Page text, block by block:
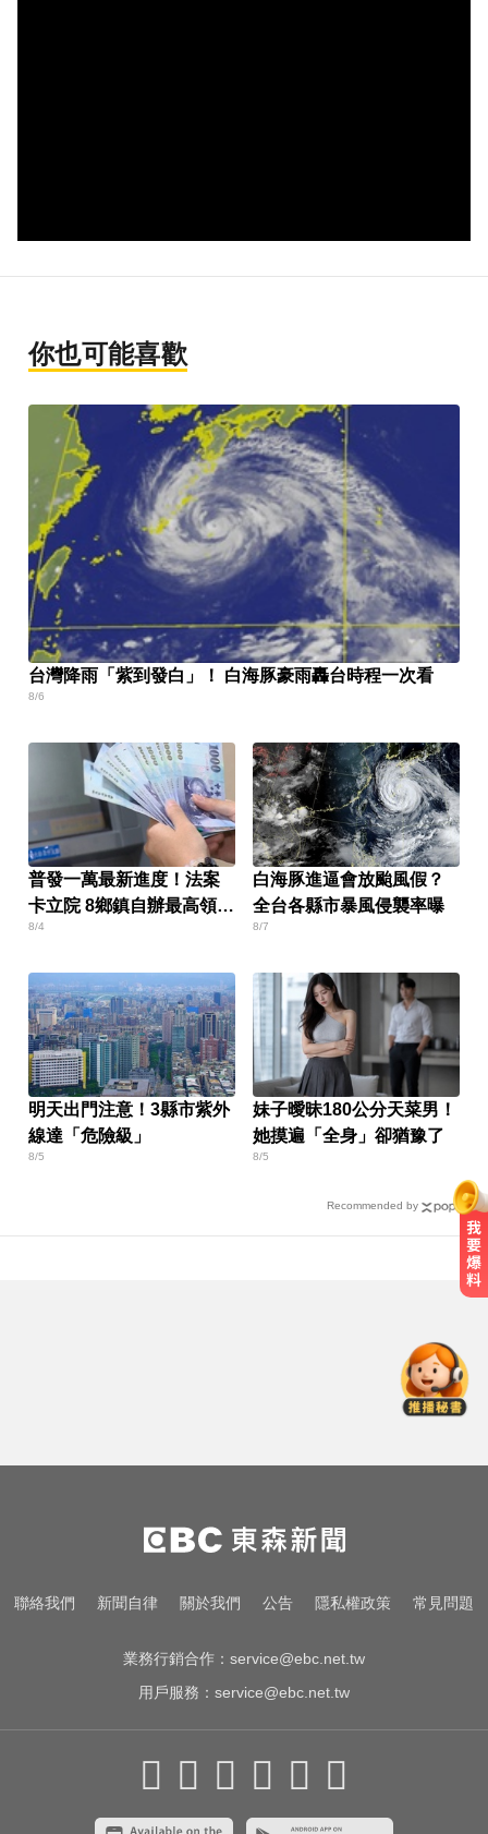
你也可能喜歡
台灣降雨「紫到發白」！ 白海豚豪雨轟台時程一次看
8/6
普發一萬最新進度！法案
卡立院 8鄉鎮自辦最高領1
萬
8/4
白海豚進逼會放颱風假？
全台各縣市暴風侵襲率曝
8/7
明天出門注意！3縣市紫外
線達「危險級」
8/5
妹子曖昧180公分天菜男！
她摸遍「全身」卻猶豫了
8/5
Recommended by
友：憑什麼不能畫
加拿大2飛機空中相撞！ 1人墜池塘
身亡
創2月以來最大單日漲幅！黃金暴漲
聯絡我們 新聞自律 關於我們 公告 隱私權政策 常見問題
業務行銷合作： service@ebc.net.tw
用戶服務： service@ebc.net.tw